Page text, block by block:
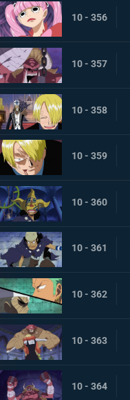
10 - 356
10 - 357
10 - 358
10 - 359
10 - 360
10 - 361
10 - 362
10 - 363
10 - 364